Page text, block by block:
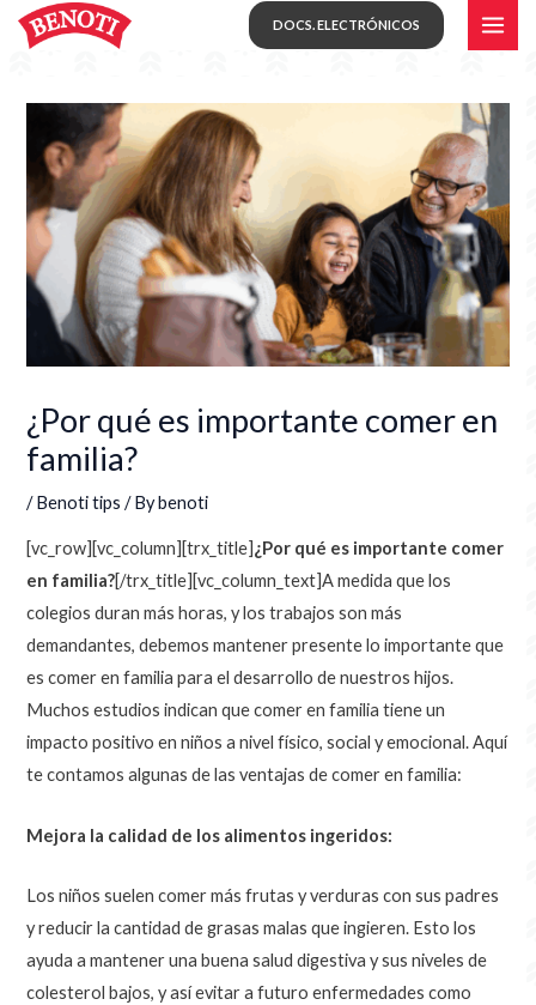
Skip
DOCS. ELECTRÓNICOS
¿Por qué es importante comer en
familia?
/Benoti tips / Bybenoti
[vc_row][vc_column][trx_title]¿Por qué es importante comer
en familia?[/trx_title][vc_column_text]A medida que los
colegios duran más horas, y los trabajos son más
demandantes, debemos mantener presente lo importante que
es comer en familia para el desarrollo de nuestros hijos.
Muchos estudios indican que comer en familia tiene un
impacto positivo en niños a nivel físico, social y emocional. Aquí
te contamos algunas de las ventajas de comer en familia:
Mejora la calidad de los alimentos ingeridos:
Los niños suelen comer más frutas y verduras con sus padres
y reducir la cantidad de grasas malas que ingieren. Esto los
ayuda a mantener una buena salud digestiva y sus niveles de
colesterol bajos, y así evitar a futuro enfermedades como